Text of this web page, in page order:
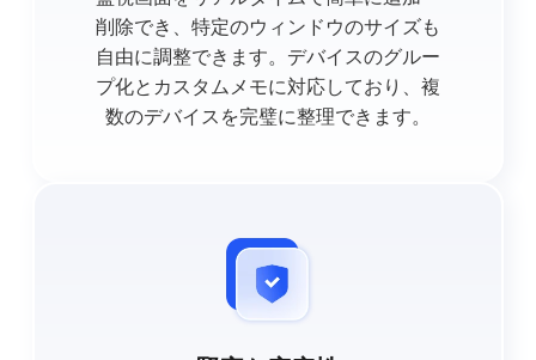
削除でき、特定のウィンドウのサイズも
自由に調整できます。デバイスのグルー
プ化とカスタムメモに対応しており、複
数のデバイスを完璧に整理できます。